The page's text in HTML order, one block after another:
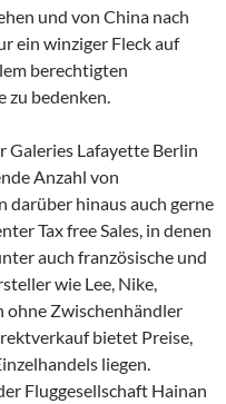
und von China nach
ein winziger Fleck auf
berechtigten
zu bedenken.
Galeries Lafayette Berlin
Anzahl von
darüber hinaus auch gerne
Tax free Sales, in denen
auch französische und
wie Lee, Nike,
ohne Zwischenhändler
bietet Preise,
liegen.
Fluggesellschaft Hainan